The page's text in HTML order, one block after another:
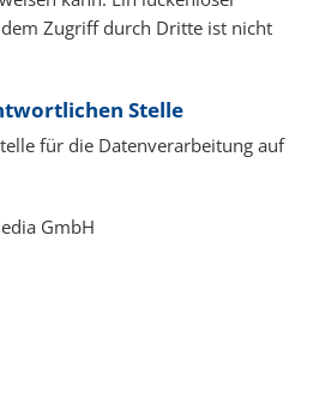
Zugriff durch Dritte ist nicht
Stelle
für die Datenverarbeitung auf
GmbH